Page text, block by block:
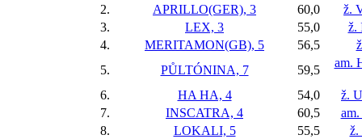
2.
APRILLO(GER), 3 60,0
ž.
3.
LEX, 3 55,0
ž.
4.
MERITAMON(GB), 5 56,5
5.
PŮLTÓNINA, 7 59,5
am.
6. HA HA, 4 54,0
ž.
7.
INSCATRA, 4 60,5
8.
LOKALI, 5 55,5
ž.